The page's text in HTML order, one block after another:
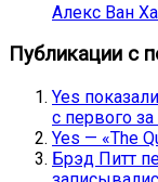
Алекс Ван
Публикации с
Yes
с первого
Yes — «The
Брэд Питт